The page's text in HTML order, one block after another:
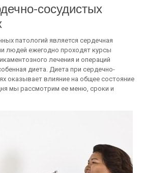
сосудистых
патологий является сердечная
людей ежегодно проходят курсы
лечения и операций
диета. Диета при сердечно-
оказывает влияние на общее состояние
мы рассмотрим ее меню, сроки и